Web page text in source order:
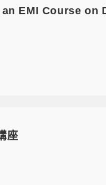
an EMI Course
座